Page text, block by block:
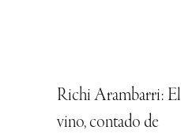
Richi Arambarri: El
vino, contado de